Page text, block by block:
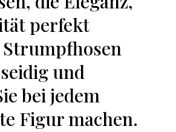
perfekt
und
bei jedem
Figur machen.